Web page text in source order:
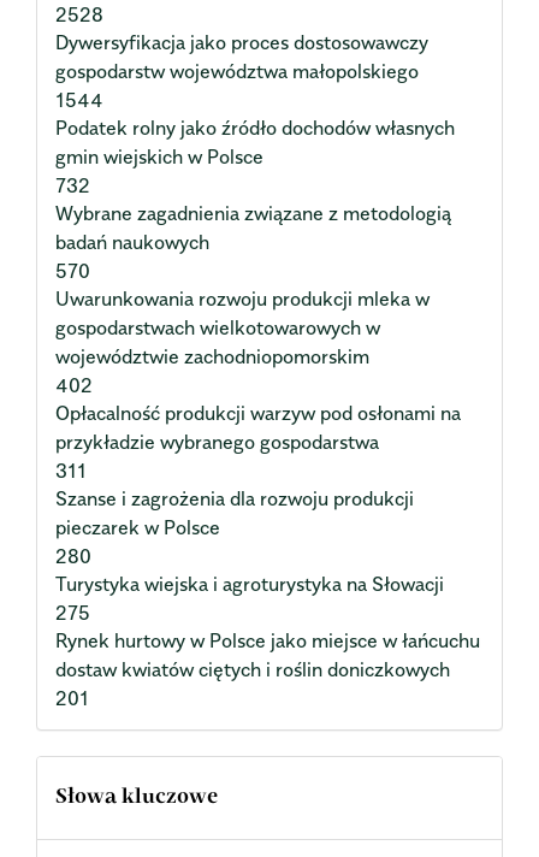
2528
Dywersyfikacja jako proces dostosowawczy
gospodarstw województwa małopolskiego
1544
Podatek rolny jako źródło dochodów własnych
gmin wiejskich w Polsce
732
Wybrane zagadnienia związane z metodologią
badań naukowych
570
Uwarunkowania rozwoju produkcji mleka w
gospodarstwach wielkotowarowych w
województwie zachodniopomorskim
402
Opłacalność produkcji warzyw pod osłonami na
przykładzie wybranego gospodarstwa
311
Szanse i zagrożenia dla rozwoju produkcji
pieczarek w Polsce
280
Turystyka wiejska i agroturystyka na Słowacji
275
Rynek hurtowy w Polsce jako miejsce w łańcuchu
dostaw kwiatów ciętych i roślin doniczkowych
201
Słowa kluczowe